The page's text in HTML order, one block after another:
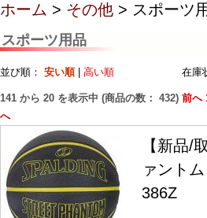
ホーム > その他 > スポーツ
スポーツ用品
並び順： 安い順| 高い順 在庫状
141 から 20 を表示中 (商品の数： 432) 前へ
へ
【新品/
ァント
386Z